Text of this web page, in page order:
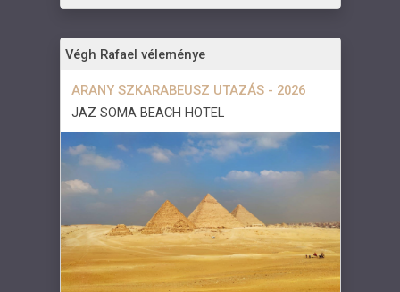
Végh Rafael véleménye
ARANY SZKARABEUSZ UTAZÁS - 2026
JAZ SOMA BEACH HOTEL